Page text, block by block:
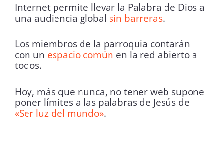
Internet permite llevar la Palabra de Dios a
una audiencia global sin barreras.
Los miembros de la parroquia contarán
con un espacio común en la red abierto a
todos.
Hoy, más que nunca, no tener web supone
poner límites a las palabras de Jesús de
«Ser luz del mundo».